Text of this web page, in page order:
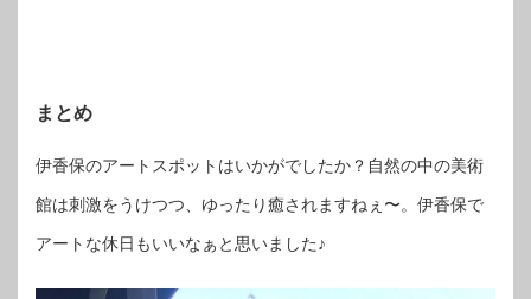
まとめ
伊香保のアートスポットはいかがでしたか？自然の中の美術
館は刺激をうけつつ、ゆったり癒されますねぇ〜。伊香保で
アートな休日もいいなぁと思いました♪